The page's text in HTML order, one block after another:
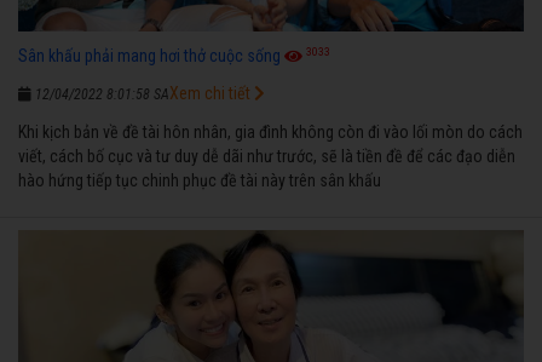
Sân khấu phải mang hơi thở cuộc sống 3033
12/04/2022 8:01:58 SA
Khi kịch bản về đề tài hôn nhân, gia đình không còn đi vào lối mòn do cách
viết, cách bố cục và tư duy dễ dãi như trước, sẽ là tiền đề để các đạo diễn
hào hứng tiếp tục chinh phục đề tài này trên sân khấu
Xem chi tiết